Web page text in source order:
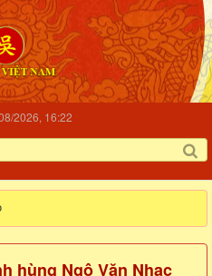
2026, 16:22
hùng Ngô Văn Nhạc